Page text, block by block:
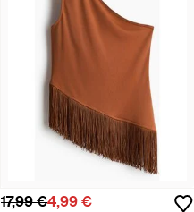
17,99 €4,99 €